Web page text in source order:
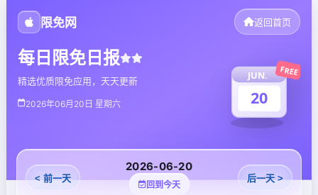
限免网 返回首页
每日限免日报
精选优质限免应用，天天更新
2026年06月20日 星期六
JUN.
20
FREE
< 前一天
2026-06-20
回到今天
后一天 >